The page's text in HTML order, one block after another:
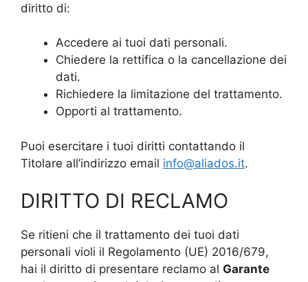
diritto di:
Accedere ai tuoi dati personali.
Chiedere la rettifica o la cancellazione dei
dati.
Richiedere la limitazione del trattamento.
Opporti al trattamento.
Puoi esercitare i tuoi diritti contattando il
Titolare all’indirizzo email info@aliados.it.
DIRITTO DI RECLAMO
Se ritieni che il trattamento dei tuoi dati
personali violi il Regolamento (UE) 2016/679,
hai il diritto di presentare reclamo al Garante